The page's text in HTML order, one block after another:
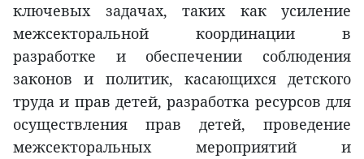
ключевых задачах, таких как усиление
межсекторальной координации в
разработке и обеспечении соблюдения
законов и политик, касающихся детского
труда и прав детей, разработка ресурсов для
осуществления прав детей, проведение
межсекторальных мероприятий и